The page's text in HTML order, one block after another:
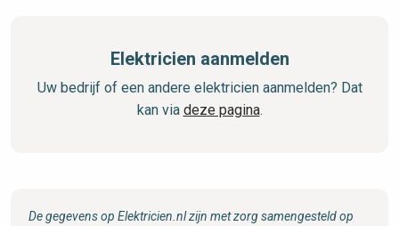
Elektricien aanmelden
Uw bedrijf of een andere elektricien aanmelden? Dat
kan via deze pagina.
De gegevens op Elektricien.nl zijn met zorg samengesteld op